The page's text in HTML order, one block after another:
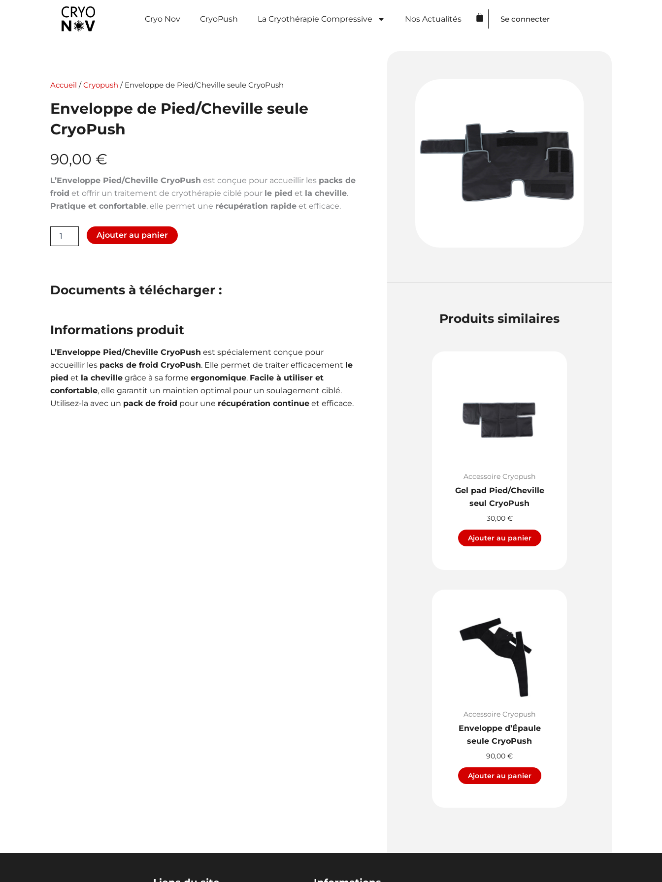
Cryo Nov CryoPush La Cryothérapie Compressive​ Nos Actualités PanierSe connecter
Accueil /Cryopush / Enveloppe de Pied/Cheville seule CryoPush
Enveloppe de Pied/Cheville seule
CryoPush
90,00 €
L’Enveloppe Pied/Cheville CryoPush est conçue pour accueillir les packs de
froid et offrir un traitement de cryothérapie ciblé pour le pied et la cheville.
Pratique et confortable, elle permet une récupération rapide et efficace.
quantité
CryoPush
Ajouter au panier
Documents à télécharger :
Informations produit
L’Enveloppe Pied/Cheville CryoPush est spécialement conçue pour
accueillir les packs de froid CryoPush. Elle permet de traiter efficacement le
pied et la cheville grâce à sa forme ergonomique. Facile à utiliser et
confortable, elle garantit un maintien optimal pour un soulagement ciblé.
Utilisez-la avec un pack de froid pour une récupération continue et efficace.
Produits similaires
Accessoire Cryopush
Gel pad Pied/Cheville
seul CryoPush
30,00 €
Ajouter au panier
Accessoire Cryopush
Enveloppe d’Épaule
seule CryoPush
90,00 €
Ajouter au panier